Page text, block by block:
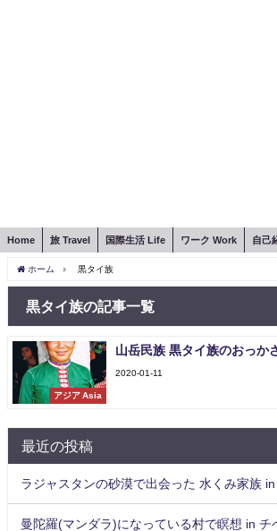
Home 旅 Travel 国際生活 Life ワーク Work 自己
ホーム 黒タイ族
黒タイ族の記事一覧
アジア Asia
山岳民族 黒タイ族のおっか
2020-01-11
最近の投稿
ラジャスタンの砂漠で出会った 水くみ家族 in
曼陀羅(マンダラ)になっている村で瞑想 in チ